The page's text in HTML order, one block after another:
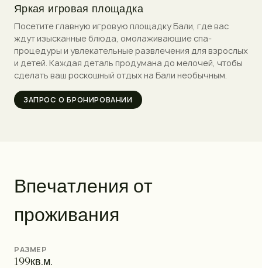
Яркая игровая площадка
Посетите главную игровую площадку Бали, где вас
ждут изысканные блюда, омолаживающие спа-
процедуры и увлекательные развлечения для взрослых
и детей. Каждая деталь продумана до мелочей, чтобы
сделать ваш роскошный отдых на Бали необычным.
ЗАПРОС О БРОНИРОВАНИИ
Впечатления от
проживания
РАЗМЕР
199кв.м.